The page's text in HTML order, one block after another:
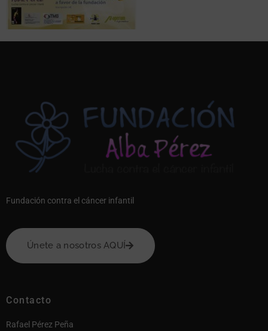
Fundación contra el cáncer infantil
Únete a nosotros AQUÍ
Contacto
Rafael Pérez Peña